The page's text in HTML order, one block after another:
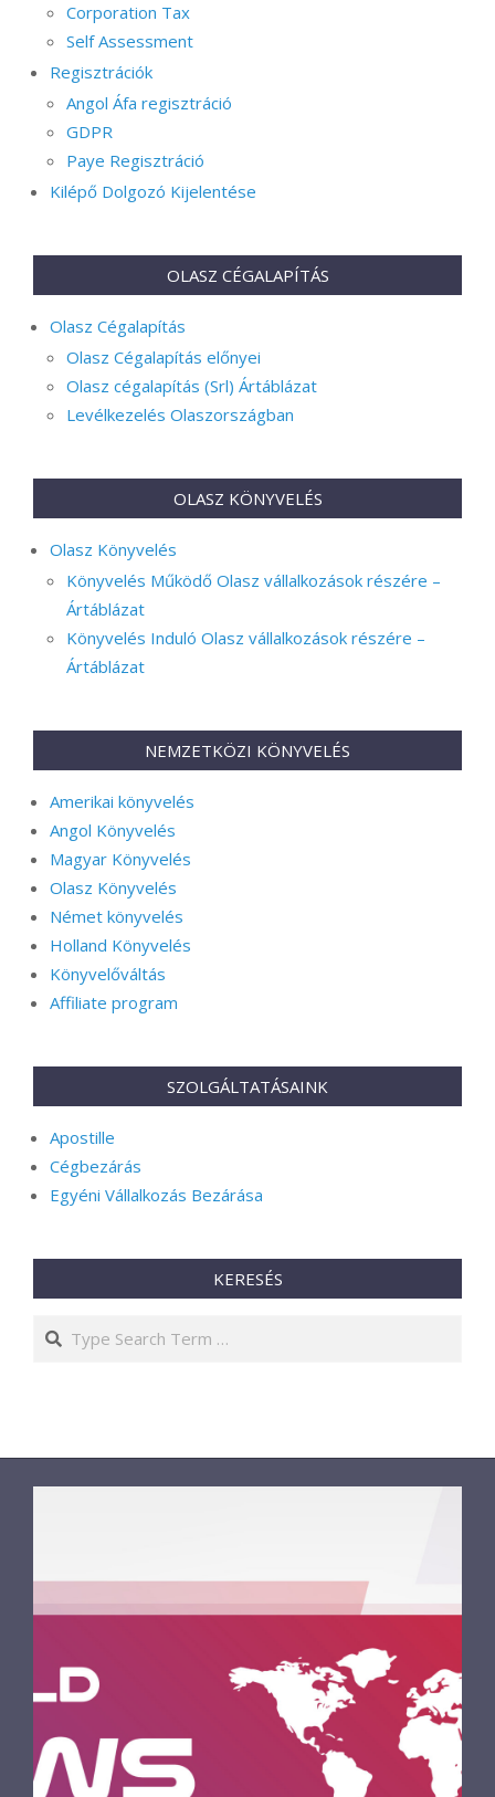
Corporation Tax
Self Assessment
Regisztrációk
Angol Áfa regisztráció
GDPR
Paye Regisztráció
Kilépő Dolgozó Kijelentése
OLASZ CÉGALAPÍTÁS
Olasz Cégalapítás
Olasz Cégalapítás előnyei
Olasz cégalapítás (Srl) Ártáblázat
Levélkezelés Olaszországban
OLASZ KÖNYVELÉS
Olasz Könyvelés
Könyvelés Működő Olasz vállalkozások részére –
Ártáblázat
Könyvelés Induló Olasz vállalkozások részére –
Ártáblázat
NEMZETKÖZI KÖNYVELÉS
Amerikai könyvelés
Angol Könyvelés
Magyar Könyvelés
Olasz Könyvelés
Német könyvelés
Holland Könyvelés
Könyvelőváltás
Affiliate program
SZOLGÁLTATÁSAINK
Apostille
Cégbezárás
Egyéni Vállalkozás Bezárása
KERESÉS
Search